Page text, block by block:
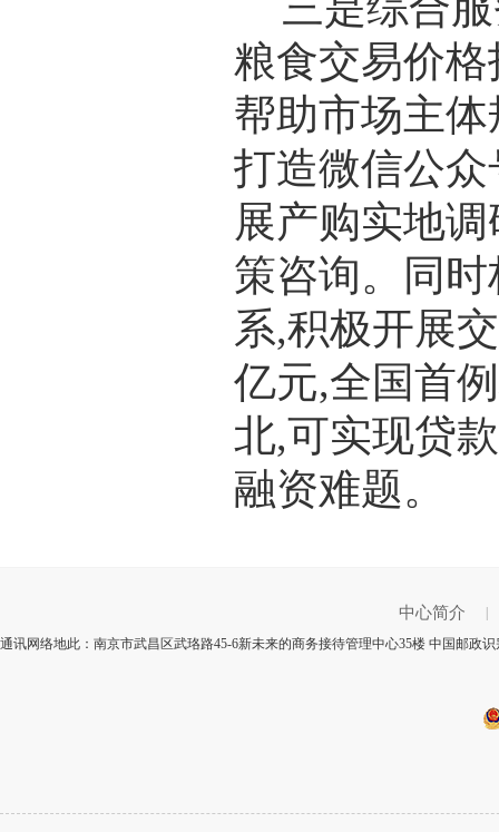
粮食交易价
帮助市场主
打造微信公
展产购实地
策咨询。同
系,积极开展
亿元,全国首
北,可实现贷
融资难题。
中心简介
通讯网络地此：南京市武昌区武珞路45-6新未来的商务接待管理中心35楼 中国邮政